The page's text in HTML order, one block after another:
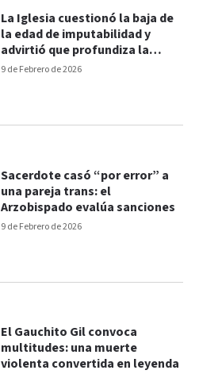
9 de Febrero de 2026
La Iglesia cuestionó la baja de
la edad de imputabilidad y
advirtió que profundiza la
exclusión y la violencia
9 de Febrero de 2026
Sacerdote casó “por error” a
una pareja trans: el
Arzobispado evalúa sanciones
El Gauchito Gil convoca
multitudes: una muerte
violenta convertida en leyenda